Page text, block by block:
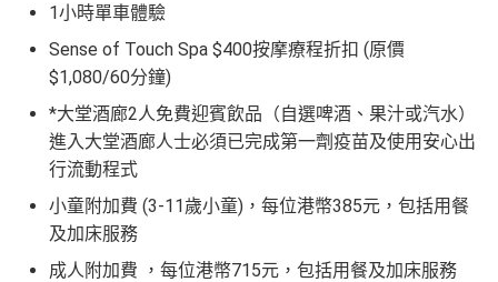
1小時單車體驗
Sense of Touch Spa $400按摩療程折扣 (原價
$1,080/60分鐘)
*大堂酒廊2人免費迎賓飲品（自選啤酒、果汁或汽水）
進入大堂酒廊人士必須已完成第一劑疫苗及使用安心出
行流動程式
小童附加費 (3-11歲小童)，每位港幣385元，包括用餐
及加床服務
成人附加費 ，每位港幣715元，包括用餐及加床服務